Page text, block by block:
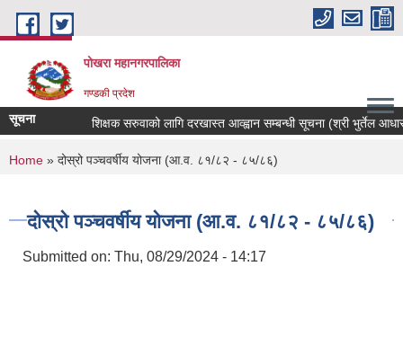
Skip to main content
पोखरा महानगरपालिका
गण्डकी प्रदेश
सूचना शिक्षक सरुवाको लागि दरखास्त आव्ह्वान सम्बन्धी सूचना (श्री भुर्तेल आधारभुत
You are here
Home » दोस्रो पञ्चवर्षीय योजना (आ.व. ८१/८२ - ८५/८६)
दोस्रो पञ्चवर्षीय योजना (आ.व. ८१/८२ - ८५/८६)
Submitted on: Thu, 08/29/2024 - 14:17